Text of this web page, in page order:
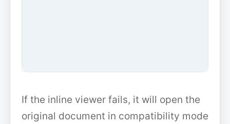
If the inline viewer fails, it will open the
original document in compatibility mode